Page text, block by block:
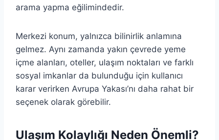
arama yapma eğilimindedir.
Merkezi konum, yalnızca bilinirlik anlamına
gelmez. Aynı zamanda yakın çevrede yeme
içme alanları, oteller, ulaşım noktaları ve farklı
sosyal imkanlar da bulunduğu için kullanıcı
karar verirken Avrupa Yakası’nı daha rahat bir
seçenek olarak görebilir.
Ulaşım Kolaylığı Neden Önemli?